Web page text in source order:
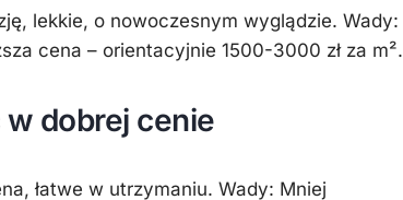
lekkie, o nowoczesnym wyglądzie. Wady:
cena – orientacyjnie 1500-3000 zł za m².
dobrej cenie
łatwe w utrzymaniu. Wady: Mniej